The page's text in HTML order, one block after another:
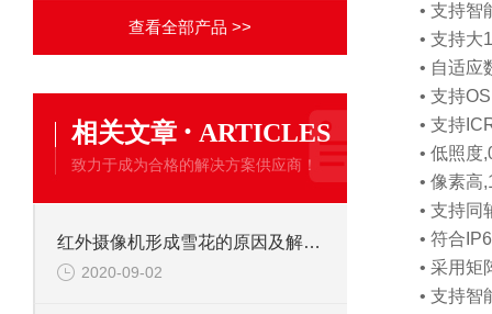
查看全部产品 >>
相关文章 · ARTICLES
致力于成为合格的解决方案供应商！
红外摄像机形成雪花的原因及解决办法
2020-09-02
• 支持智
• 支持大
• 自适应
• 支持
• 支持
• 低照度
• 像素高
• 支持同
• 符合
• 采用矩
• 支持智